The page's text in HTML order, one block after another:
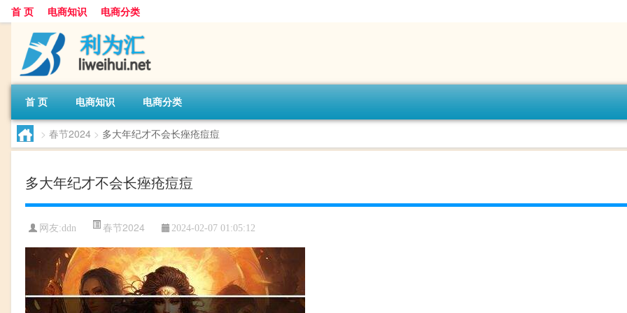
首 页 电商知识 电商分类
首 页 电商知识 电商分类
> 春节2024 > 多大年纪才不会长痤疮痘痘
多大年纪才不会长痤疮痘痘
网友:ddn 春节2024 2024-02-07 01:05:12